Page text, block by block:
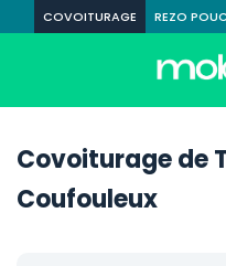
COVOITURAGE REZO
Covoiturage de
Coufouleux